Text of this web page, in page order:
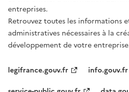
entreprises.
Retrouvez toutes les informations
administratives nécessaires à la
développement de votre
legifrance.gouv.fr
info.gouv.fr